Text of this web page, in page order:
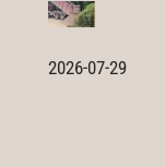
2026-07-29